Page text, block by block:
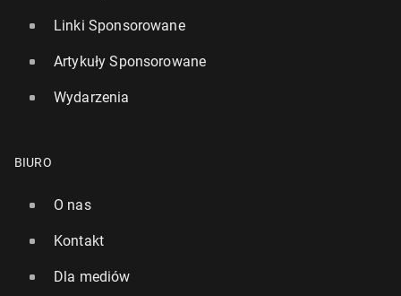
Linki Sponsorowane
Artykuły Sponsorowane
Wydarzenia
BIURO
O nas
Kontakt
Dla mediów